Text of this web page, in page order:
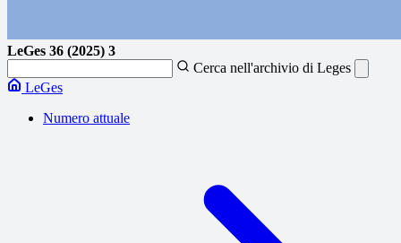
LeGes 36 (2025) 3
Cerca nell'archivio di Leges
LeGes
Numero attuale